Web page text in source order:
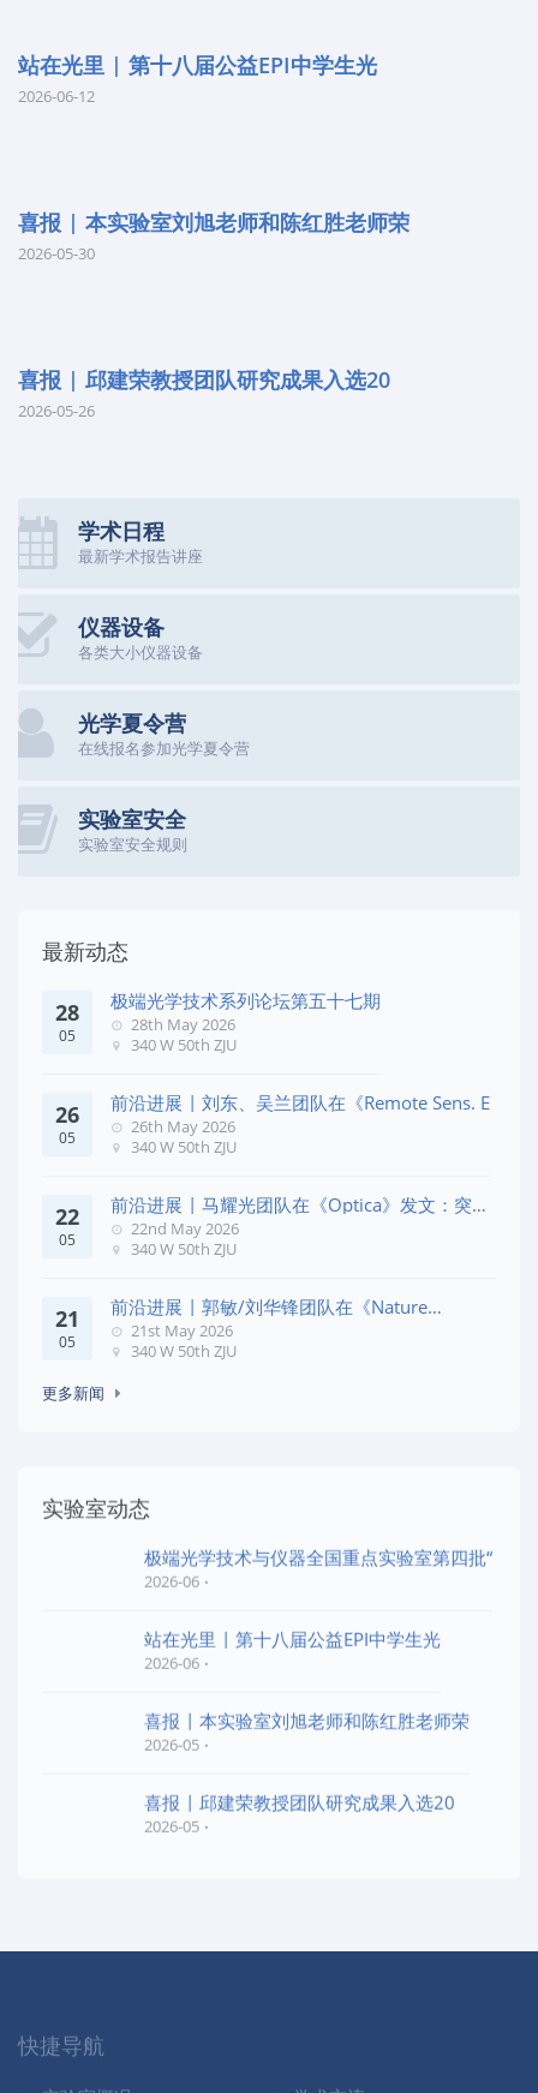
站在光里 | 第十八届公益EPI中学生光
2026-06-12
喜报 | 本实验室刘旭老师和陈红胜老师荣
2026-05-30
喜报 | 邱建荣教授团队研究成果入选20
2026-05-26
学术日程
最新学术报告讲座
仪器设备
各类大小仪器设备
光学夏令营
在线报名参加光学夏令营
实验室安全
实验室安全规则
最新动态
28
05
极端光学技术系列论坛第五十七期
28th May 2026
340 W 50th ZJU
26
05
前沿进展 | 刘东、吴兰团队在《Remote Sens. E
26th May 2026
340 W 50th ZJU
22
05
前沿进展 | 马耀光团队在《Optica》发文：突破
几何相位
22nd May 2026
340 W 50th ZJU
21
05
前沿进展 | 郭敏/刘华锋团队在《Nature
Commun
21st May 2026
340 W 50th ZJU
更多新闻
实验室动态
极端光学技术与仪器全国重点实验室第四批“
2026-06
站在光里 | 第十八届公益EPI中学生光
2026-06
喜报 | 本实验室刘旭老师和陈红胜老师荣
2026-05
喜报 | 邱建荣教授团队研究成果入选20
2026-05
快捷导航